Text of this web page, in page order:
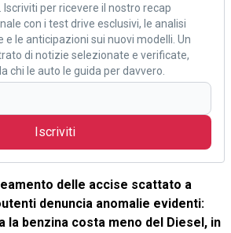
Iscriviti per ricevere il nostro recap
con i test drive esclusivi, le analisi
e le anticipazioni sui nuovi modelli. Un
di notizie selezionate e verificate,
chi le auto le guida per davvero.
Iscriviti
delle accise scattato a
denuncia anomalie evidenti:
la benzina costa meno del Diesel, in